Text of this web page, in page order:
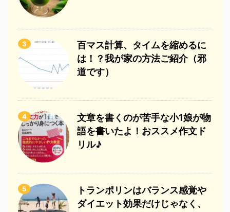
3
百マス計算、タイムを縮めるに
は！？我が家の方法ご紹介（邪
道です）
4
文章を書くのが苦手な小1娘が物
語を書いたよ！おススメ作文ド
リル♪
5
トランポリンはバランス感覚や
ダイエット効果だけじゃなく、